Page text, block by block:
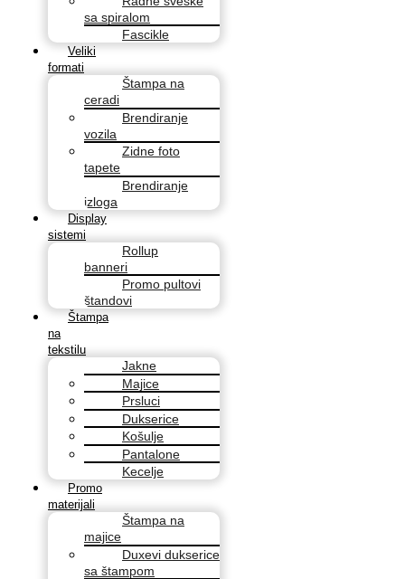
sa spiralom
Fascikle
Veliki
formati
Štampa na
ceradi
Brendiranje
vozila
Zidne foto
tapete
Brendiranje
izloga
Display
sistemi
Rollup
banneri
Promo pultovi
štandovi
Štampa
na
tekstilu
Jakne
Majice
Prsluci
Dukserice
Košulje
Pantalone
Kecelje
Promo
materijali
Štampa na
majice
Duxevi dukserice
sa štampom